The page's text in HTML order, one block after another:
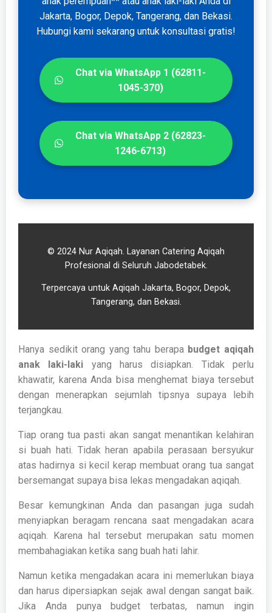
Jakarta, Bogor, Depok, Tangerang, dan Bekasi.
Hubungi kami sekarang untuk konsultasi gratis!
Chat via WhatsApp 1 (62811-
1045-370)
Chat via WhatsApp 2 (62823-
1246-6713)
© 2024 Nur Aqiqah. Layanan Catering Aqiqah
Profesional di Seluruh Jabodetabek.
Terpercaya untuk Aqiqah Jakarta, Bogor, Depok,
Tangerang, dan Bekasi.
Hanya sedikit orang yang tahu berapabudget aqiqah
anak laki-laki yang harus disiapkan. Tidak perlu
khawatir, karena Anda bisa menghemat biaya tersebut
dengan menerapkan sejumlah tipsnya supaya lebih
terjangkau.
Tiap orang tua pasti akan sangat menantikan kelahiran
si buah hati. Tidak heran apabila perasaan bersyukur
atas hadirnya si kecil kerap membuat orang tua sangat
bersemangat supaya bisa lekas mengadakan aqiqah.
Besar kemungkinan Anda dan pasangan juga sudah
menyiapkan beragam rencana saat mengadakan acara
aqiqah. Karena hal tersebut merupakan satu momen
membahagiakan ketika sang buah hati lahir.
Namun ketika mengadakan acara ini memerlukan biaya
dan harus dipersiapkan sejak awal dengan sangat baik.
Jika Anda punya budget terbatas, namun ingin